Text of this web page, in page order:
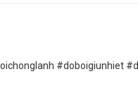
#doboigiunhiet